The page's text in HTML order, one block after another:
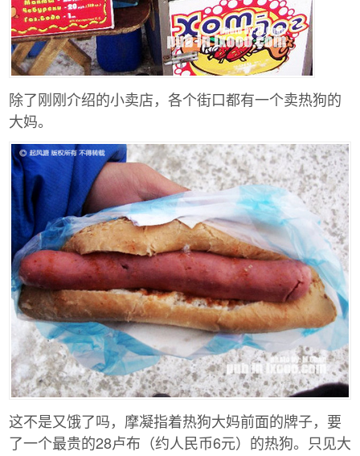
除了刚刚介绍的小卖店，各个街口都有一个卖热狗的
大妈。
这不是又饿了吗，摩凝指着热狗大妈前面的牌子，要
了一个最贵的28卢布（约人民币6元）的热狗。只见大